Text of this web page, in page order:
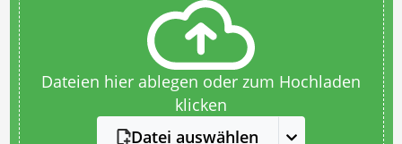
Dateien hier ablegen oder zum Hochladen
klicken
Datei auswählen